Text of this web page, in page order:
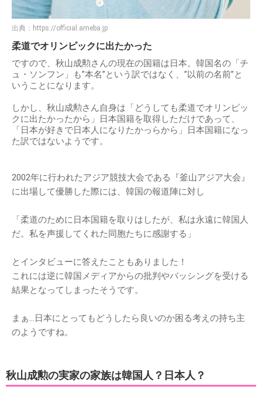
出典： https://official.ameba.jp
柔道でオリンピックに出たかった
ですので、秋山成勲さんの現在の国籍は日本。韓国名の「チ
ュ・ソンフン」も”本名”という訳ではなく、”以前の名前”と
いうことになります。
しかし、秋山成勲さん自身は「どうしても柔道でオリンピッ
クに出たかったから」日本国籍を取得しただけであって、
「日本が好きで日本人になりたかっらから」日本国籍になっ
た訳ではないようです。
2002年に行われたアジア競技大会である『釜山アジア大会』
に出場して優勝した際には、韓国の報道陣に対し
「柔道のために日本国籍を取りはしたが、私は永遠に韓国人
だ。私を声援してくれた同胞たちに感謝する」
とインタビューに答えたこともありました！
これには逆に韓国メディアからの批判やバッシングを受ける
結果となってしまったそうです。
まぁ…日本にとってもどうしたら良いのか困る考えの持ち主
のようですね。
秋山成勲の実家の家族は韓国人？日本人？